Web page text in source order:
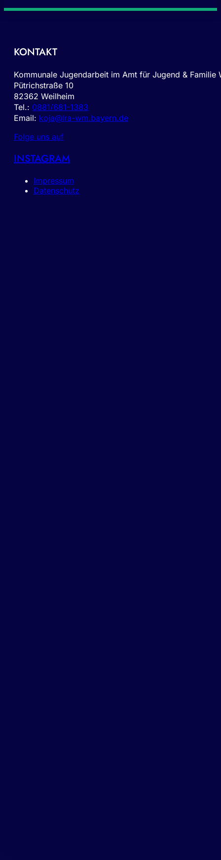
KONTAKT
Kommunale Jugendarbeit im Amt für Jugend & Familie
Pütrichstraße 10
82362 Weilheim
Tel.: 0881/681-1383
Email: koja@lra-wm.bayern.de
Folge uns auf
INSTAGRAM
Impressum
Datenschutz